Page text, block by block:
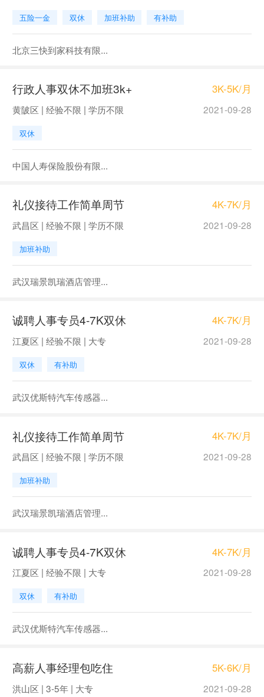
五险一金 双休 加班补助 有补助
北京三快到家科技有限...
行政人事双休不加班3k+ 3K-5K/月
黄陂区 | 经验不限 | 学历不限 2021-09-28
双休
中国人寿保险股份有限...
礼仪接待工作简单周节 4K-7K/月
武昌区 | 经验不限 | 学历不限 2021-09-28
加班补助
武汉瑞景凯瑞酒店管理...
诚聘人事专员4-7K双休 4K-7K/月
江夏区 | 经验不限 | 大专 2021-09-28
双休 有补助
武汉优斯特汽车传感器...
礼仪接待工作简单周节 4K-7K/月
武昌区 | 经验不限 | 学历不限 2021-09-28
加班补助
武汉瑞景凯瑞酒店管理...
诚聘人事专员4-7K双休 4K-7K/月
江夏区 | 经验不限 | 大专 2021-09-28
双休 有补助
武汉优斯特汽车传感器...
高薪人事经理包吃住 5K-6K/月
洪山区 | 3-5年 | 大专 2021-09-28